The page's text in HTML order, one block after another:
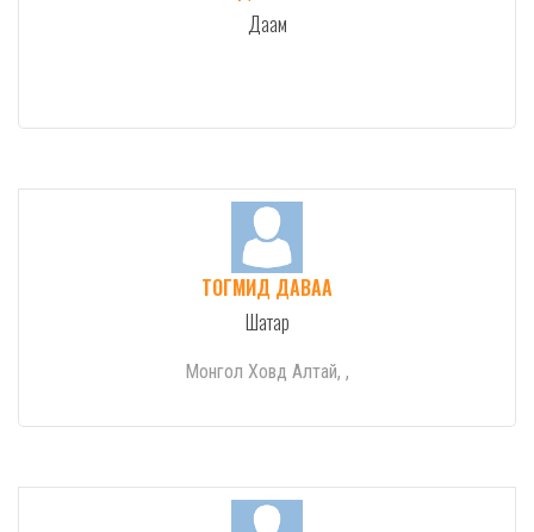
Даам
ТОГМИД ДАВАА
Шатар
Монгол Ховд Алтай, ,